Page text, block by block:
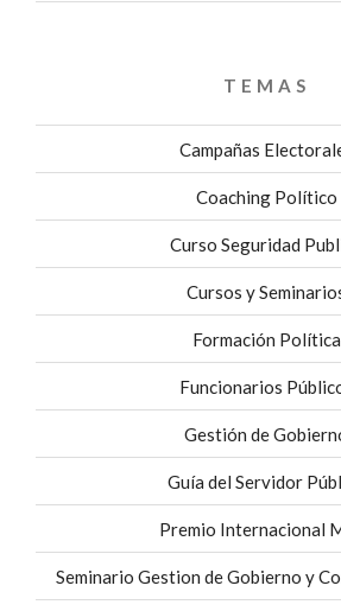
TEMAS
Campañas
Coaching Político
Curso Seguridad
Cursos y
Formación Política
Funcionarios
Gestión de
Guía del Servidor
Premio Internacional
Seminario Gestion de Gobierno y